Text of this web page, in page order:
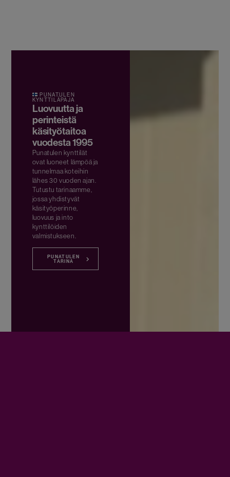
PUNATULEN
KYNTTILÄPAJA
Luovuutta ja
perinteistä
käsityötaitoa
vuodesta 1995
Punatulen kynttilät
ovat luoneet lämpöä ja
tunnelmaa koteihin
lähes 30 vuoden ajan.
Tutustu tarinaamme,
jossa yhdistyvät
käsityöperinne,
luovuus ja into
kynttilöiden
valmistukseen.
PUNATULEN
TARINA